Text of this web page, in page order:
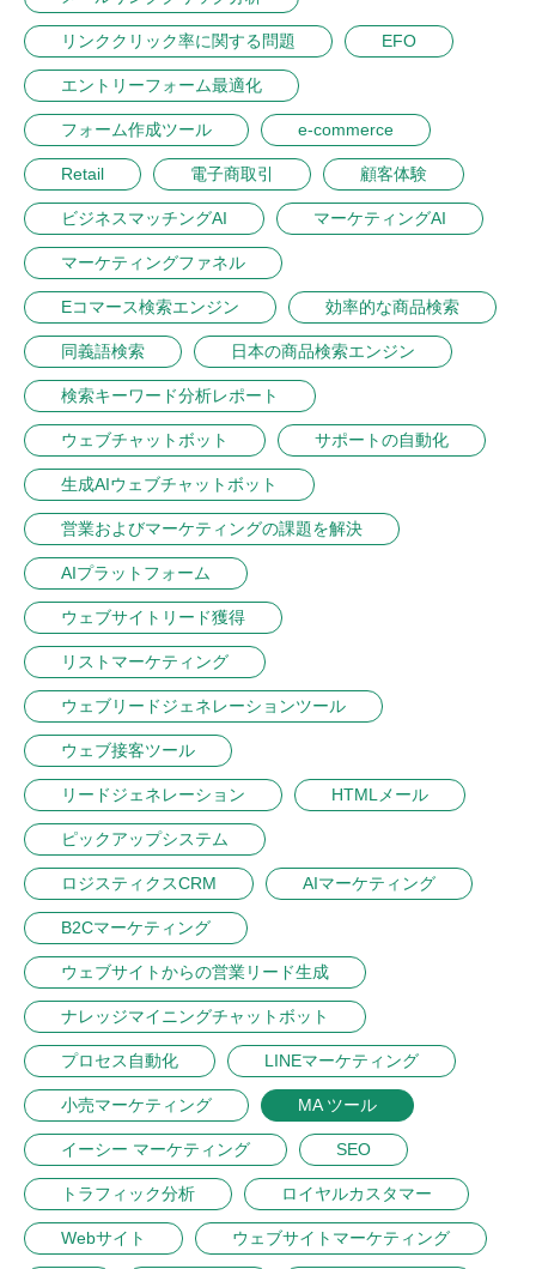
リンククリック率に関する問題 EFO
エントリーフォーム最適化
フォーム作成ツール e-commerce
Retail 電子商取引 顧客体験
ビジネスマッチングAI マーケティングAI
マーケティングファネル
Eコマース検索エンジン 効率的な商品検索
同義語検索 日本の商品検索エンジン
検索キーワード分析レポート
ウェブチャットボット サポートの自動化
生成AIウェブチャットボット
営業およびマーケティングの課題を解決
AIプラットフォーム
ウェブサイトリード獲得
リストマーケティング
ウェブリードジェネレーションツール
ウェブ接客ツール
リードジェネレーション HTMLメール
ピックアップシステム
ロジスティクスCRM AIマーケティング
B2Cマーケティング
ウェブサイトからの営業リード生成
ナレッジマイニングチャットボット
プロセス自動化 LINEマーケティング
小売マーケティング MA ツール
イーシー マーケティング SEO
トラフィック分析 ロイヤルカスタマー
Webサイト ウェブサイトマーケティング